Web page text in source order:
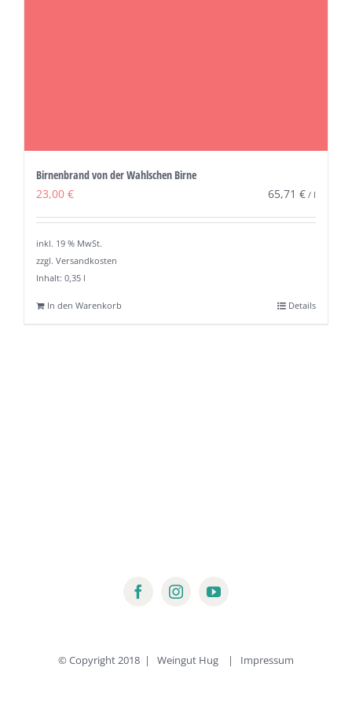
Birnenbrand von der Wahlschen Birne
23,00 € 65,71 € / l
inkl. 19 % MwSt.
zzgl. Versandkosten
Inhalt: 0,35 l
In den Warenkorb Details
© Copyright 2018 | Weingut Hug | Impressum